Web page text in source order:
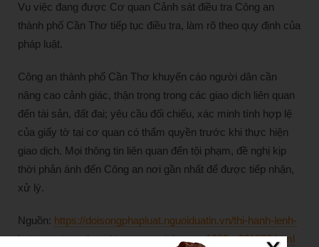
Vụ việc đang được Cơ quan Cảnh sát điều tra Công an
thành phố Cần Thơ tiếp tục điều tra, làm rõ theo quy định của
pháp luật.
Công an thành phố Cần Thơ khuyến cáo người dân cần
nâng cao cảnh giác, thận trọng trong các giao dịch liên quan
đến tài sản, đất đai; yêu cầu đối chiếu, xác minh tính hợp lệ
của giấy tờ tại cơ quan có thẩm quyền trước khi thực hiện
giao dịch. Mọi thông tin liên quan đến tội phạm, đề nghị kịp
thời phản ánh đến Công an nơi gần nhất để được tiếp nhận,
xử lý.
Nguồn: https://doisongphapluat.nguoiduatin.vn/thi-hanh-lenh-
bat-tam-giam-dao-chi-nguyen-sinh-nam-1989-a621899.html